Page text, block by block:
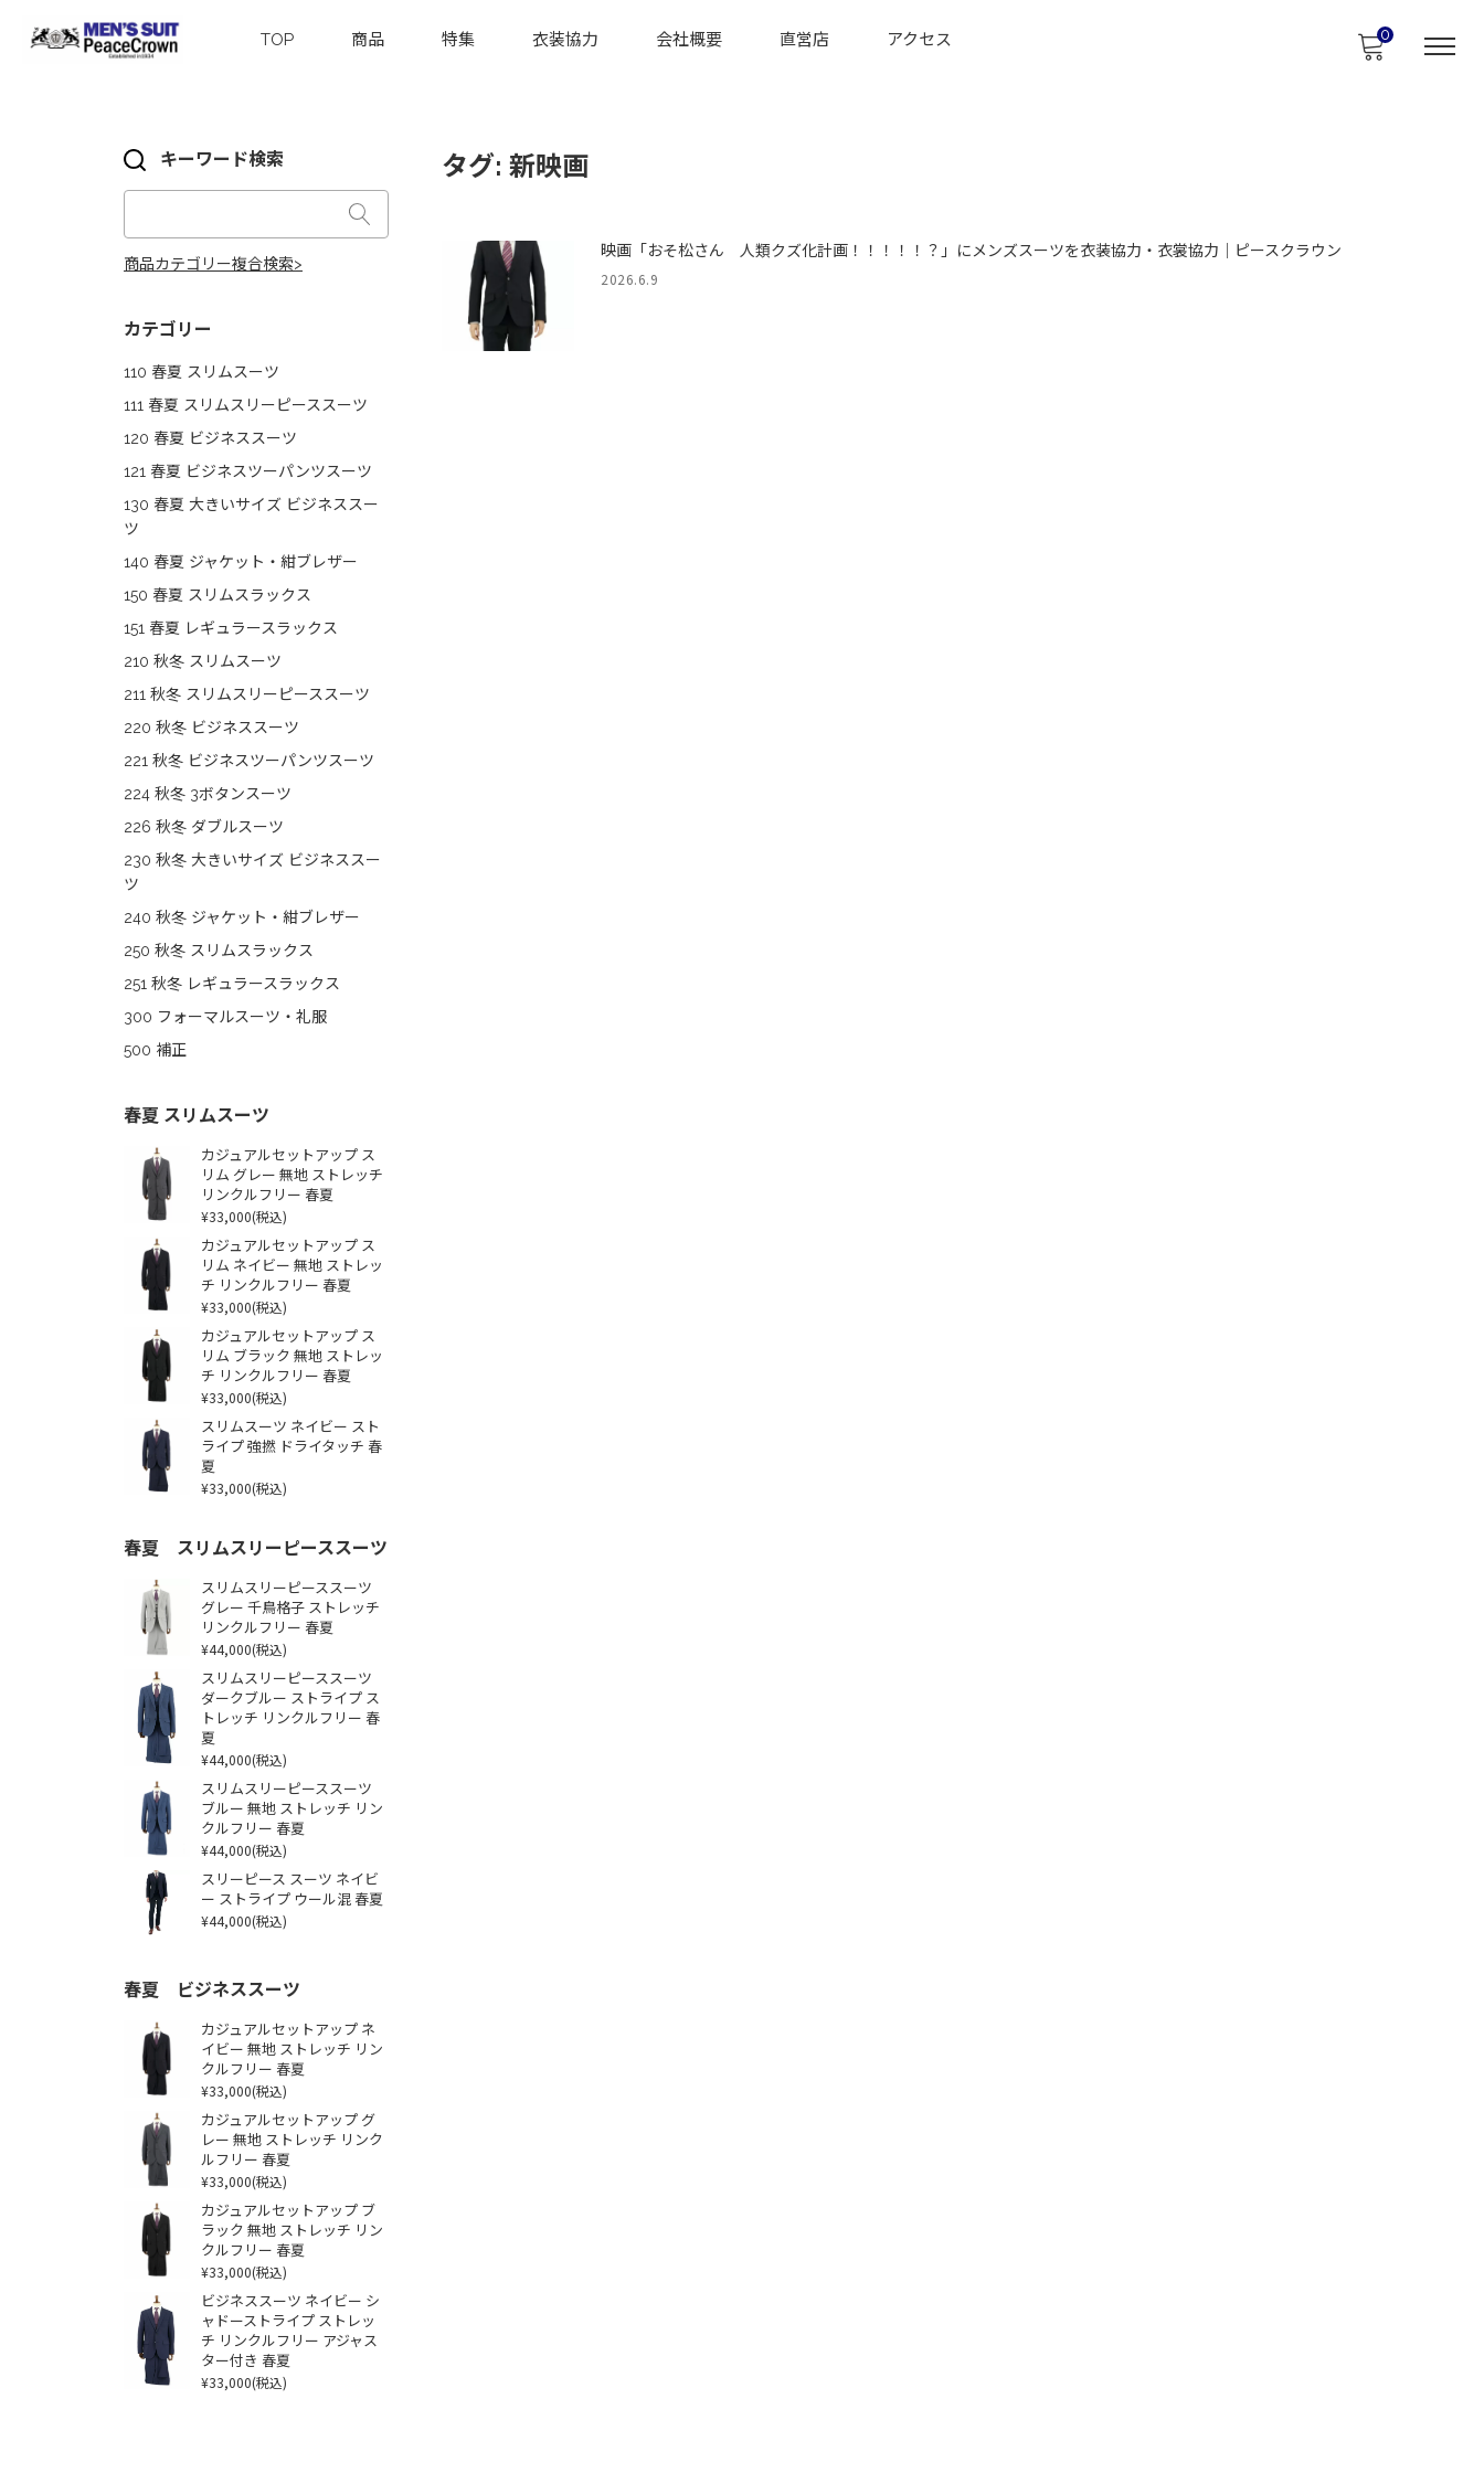
TOP 商品 特集 衣装協力 会社概要 直営店 アクセス 0
タグ: 新映画
映画「おそ松さん 人類クズ化計画！！！！！？」にメンズスーツを衣装協力・衣裳協力｜ピースクラウン
2026.6.9
キーワード検索
商品カテゴリー複合検索>
カテゴリー
110 春夏 スリムスーツ
111 春夏 スリムスリーピーススーツ
120 春夏 ビジネススーツ
121 春夏 ビジネスツーパンツスーツ
130 春夏 大きいサイズ ビジネススー
ツ
140 春夏 ジャケット・紺ブレザー
150 春夏 スリムスラックス
151 春夏 レギュラースラックス
210 秋冬 スリムスーツ
211 秋冬 スリムスリーピーススーツ
220 秋冬 ビジネススーツ
221 秋冬 ビジネスツーパンツスーツ
224 秋冬 3ボタンスーツ
226 秋冬 ダブルスーツ
230 秋冬 大きいサイズ ビジネススー
ツ
240 秋冬 ジャケット・紺ブレザー
250 秋冬 スリムスラックス
251 秋冬 レギュラースラックス
300 フォーマルスーツ・礼服
500 補正
春夏 スリムスーツ
カジュアルセットアップ ス
リム グレー 無地 ストレッチ
リンクルフリー 春夏
¥33,000(税込)
カジュアルセットアップ ス
リム ネイビー 無地 ストレッ
チ リンクルフリー 春夏
¥33,000(税込)
カジュアルセットアップ ス
リム ブラック 無地 ストレッ
チ リンクルフリー 春夏
¥33,000(税込)
スリムスーツ ネイビー スト
ライプ 強撚 ドライタッチ 春
夏
¥33,000(税込)
春夏 スリムスリーピーススーツ
スリムスリーピーススーツ
グレー 千鳥格子 ストレッチ
リンクルフリー 春夏
¥44,000(税込)
スリムスリーピーススーツ
ダークブルー ストライプ ス
トレッチ リンクルフリー 春
夏
¥44,000(税込)
スリムスリーピーススーツ
ブルー 無地 ストレッチ リン
クルフリー 春夏
¥44,000(税込)
スリーピース スーツ ネイビ
ー ストライプ ウール混 春夏
¥44,000(税込)
春夏 ビジネススーツ
カジュアルセットアップ ネ
イビー 無地 ストレッチ リン
クルフリー 春夏
¥33,000(税込)
カジュアルセットアップ グ
レー 無地 ストレッチ リンク
ルフリー 春夏
¥33,000(税込)
カジュアルセットアップ ブ
ラック 無地 ストレッチ リン
クルフリー 春夏
¥33,000(税込)
ビジネススーツ ネイビー シ
ャドーストライプ ストレッ
チ リンクルフリー アジャス
ター付き 春夏
¥33,000(税込)